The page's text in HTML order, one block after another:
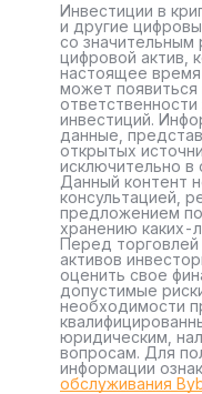
Инвестиции в
и другие
со значительным
цифровой актив,
настоящее
может
инвестиций.
данные,
открытых
исключительно в
Данный контент
консультацией,
предложением
хранению каких-
Перед
активов
оценить свое
допустимые
необходимости
юридическим,
вопросам. Для
информации
обслуживания